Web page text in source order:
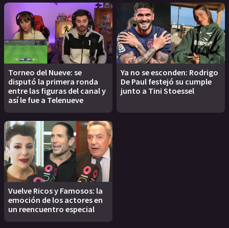
Torneo del Nueve: se
disputó la primera ronda
entre las figuras del canal y
así le fue a Telenueve
Ya no se esconden: Rodrigo
De Paul festejó su cumple
junto a Tini Stoessel
Vuelve Ricos y Famosos: la
emoción de los actores en
un reencuentro especial